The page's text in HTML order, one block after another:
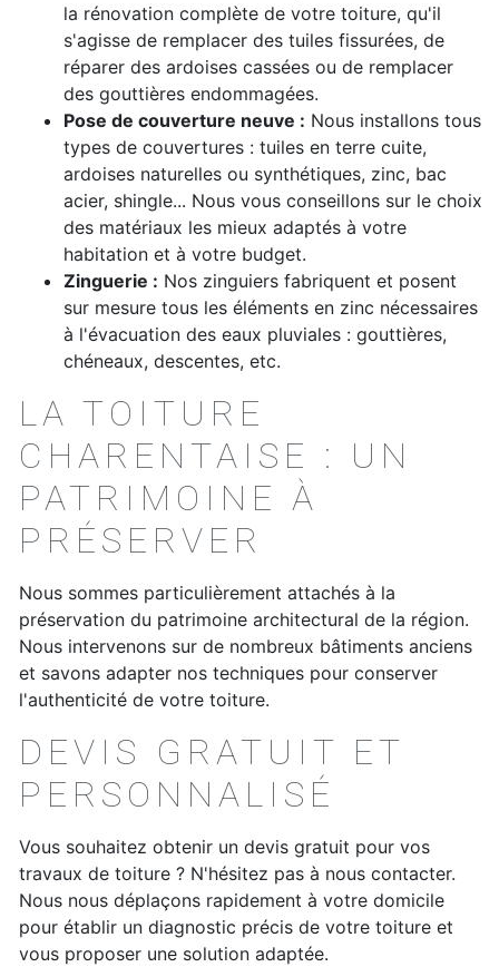
la rénovation complète de votre toiture, qu'il
s'agisse de remplacer des tuiles fissurées, de
réparer des ardoises cassées ou de remplacer
des gouttières endommagées.
Pose de couverture neuve : Nous installons tous
types de couvertures : tuiles en terre cuite,
ardoises naturelles ou synthétiques, zinc, bac
acier, shingle... Nous vous conseillons sur le choix
des matériaux les mieux adaptés à votre
habitation et à votre budget.
Zinguerie : Nos zinguiers fabriquent et posent
sur mesure tous les éléments en zinc nécessaires
à l'évacuation des eaux pluviales : gouttières,
chéneaux, descentes, etc.
LA TOITURE
CHARENTAISE : UN
PATRIMOINE À
PRÉSERVER
Nous sommes particulièrement attachés à la
préservation du patrimoine architectural de la région.
Nous intervenons sur de nombreux bâtiments anciens
et savons adapter nos techniques pour conserver
l'authenticité de votre toiture.
DEVIS GRATUIT ET
PERSONNALISÉ
Vous souhaitez obtenir un devis gratuit pour vos
travaux de toiture ? N'hésitez pas à nous contacter.
Nous nous déplaçons rapidement à votre domicile
pour établir un diagnostic précis de votre toiture et
vous proposer une solution adaptée.